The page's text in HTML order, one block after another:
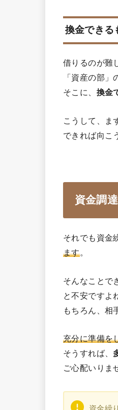
換金できる
借りるのが難
「資産の部」
そこに、 換金
こうして、ま
できれば向こ
資金調
それでも資金
ます。
そんなことで
と不安ですよ
もちろん、相
充分に準備を
そうすれば、
ご心配いりま